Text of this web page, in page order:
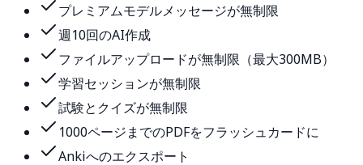
プレミアムモデルメッセージが無制限
週10回のAI作成
ファイルアップロードが無制限（最大300MB）
学習セッションが無制限
試験とクイズが無制限
1000ページまでのPDFをフラッシュカードに
Ankiへのエクスポート